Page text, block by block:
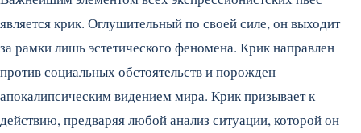
является крик. Оглушительный по своей силе, он выходит
за рамки лишь эстетического феномена. Крик направлен
против социальных обстоятельств и порожден
апокалипсическим видением мира. Крик призывает к
действию, предваряя любой анализ ситуации, которой он